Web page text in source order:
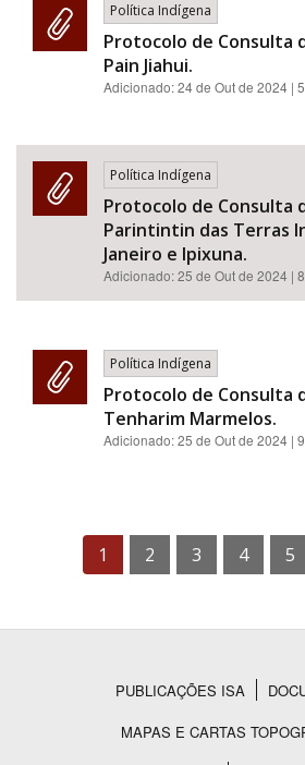
Política Indígena
Protocolo de Consulta
Pain Jiahui.
Adicionado:24 de Out de 2024 |
Política Indígena
Protocolo de Consulta
Parintintin das Terras
Janeiro e Ipixuna.
Adicionado:25 de Out de 2024 |
Política Indígena
Protocolo de Consulta
Tenharim Marmelos.
Adicionado:25 de Out de 2024 |
1 2 3 4 5
Rodapé
PUBLICAÇÕES ISA
MAPAS E CARTAS